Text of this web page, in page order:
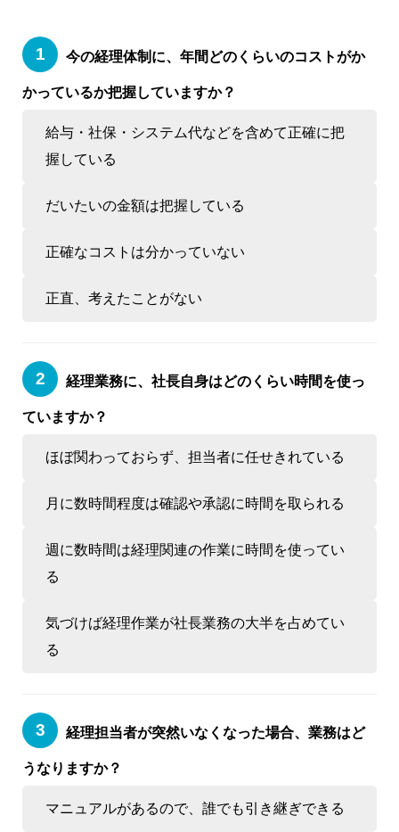
今の経理体制に、年間どのくらいのコストがか
かっているか把握していますか？
給与・社保・システム代などを含めて正確に把
握している
だいたいの金額は把握している
正確なコストは分かっていない
正直、考えたことがない
経理業務に、社長自身はどのくらい時間を使っ
ていますか？
ほぼ関わっておらず、担当者に任せきれている
月に数時間程度は確認や承認に時間を取られる
週に数時間は経理関連の作業に時間を使ってい
る
気づけば経理作業が社長業務の大半を占めてい
る
経理担当者が突然いなくなった場合、業務はど
うなりますか？
マニュアルがあるので、誰でも引き継ぎできる